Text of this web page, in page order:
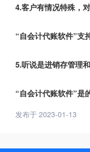
4.客户有情况特殊，
“自会计代账软件”支
5.听说是进销存管理
“自会计代账软件”是
发布于 2023-01-13